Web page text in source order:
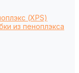
(XPS)
из пеноплэкса